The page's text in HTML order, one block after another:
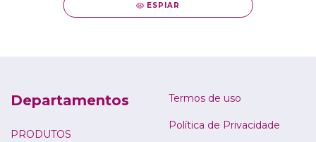
ESPIAR
Departamentos
PRODUTOS
Termos de uso
Política de Privacidade